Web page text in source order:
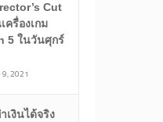
Cut
ครื่องเกม
5 ในวันศุกร์
2021
เงินได้จริง